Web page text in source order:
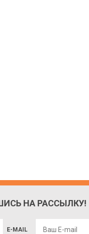
НА РАССЫЛКУ!
E-MAIL